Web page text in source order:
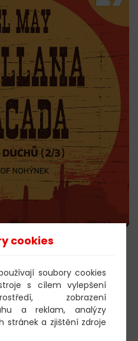
271
10:00-16:00
cookies
soubory cookies
s cílem vylepšení
zobrazení
a reklam, analýzy
stránek a zjištění zdroje